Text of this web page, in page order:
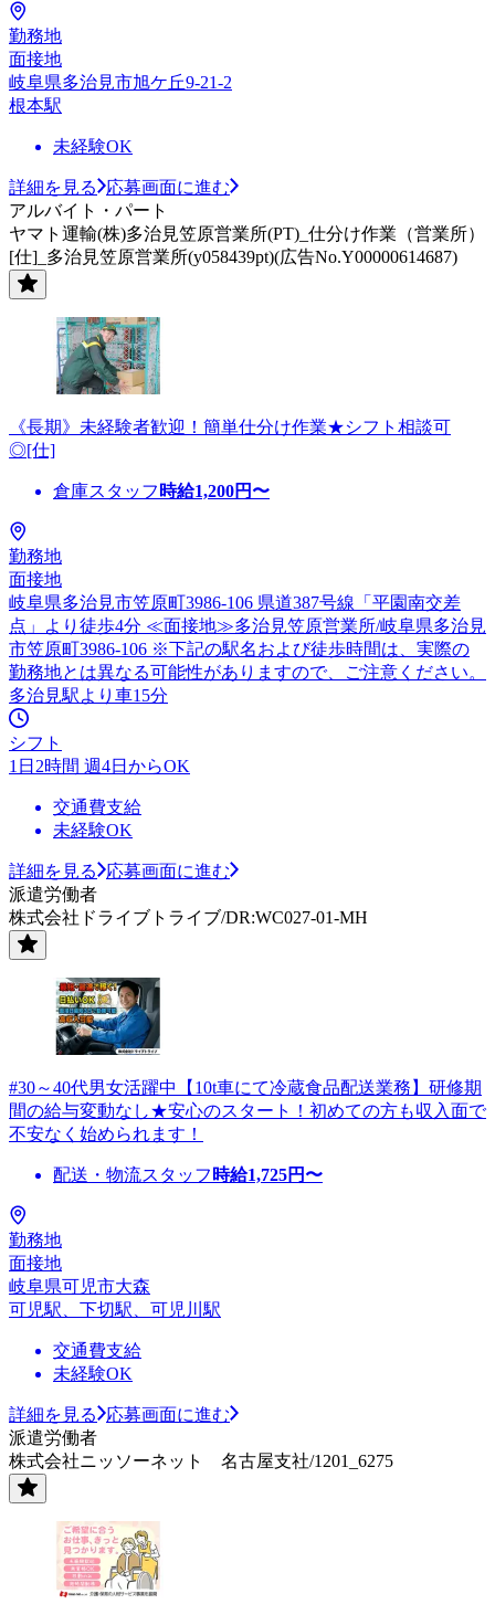
勤務地
面接地
岐阜県多治見市旭ケ丘9-21-2
根本駅
未経験OK
詳細を見る
応募画面に進む
アルバイト・パート
ヤマト運輸(株)多治見笠原営業所(PT)_仕分け作業（営業所）
[仕]_多治見笠原営業所(y058439pt)(広告No.Y00000614687)
《長期》未経験者歓迎！簡単仕分け作業★シフト相談可
◎[仕]
倉庫スタッフ 時給1,200円〜
勤務地
面接地
岐阜県多治見市笠原町3986-106 県道387号線「平園南交差
点」より徒歩4分 ≪面接地≫多治見笠原営業所/岐阜県多治見
市笠原町3986-106 ※下記の駅名および徒歩時間は、実際の
勤務地とは異なる可能性がありますので、ご注意ください。
多治見駅より車15分
シフト
1日2時間 週4日からOK
交通費支給
未経験OK
詳細を見る
応募画面に進む
派遣労働者
株式会社ドライブトライブ/DR:WC027-01-MH
#30～40代男女活躍中【10t車にて冷蔵食品配送業務】研修期
間の給与変動なし★安心のスタート！初めての方も収入面で
不安なく始められます！
配送・物流スタッフ 時給1,725円〜
勤務地
面接地
岐阜県可児市大森
可児駅、下切駅、可児川駅
交通費支給
未経験OK
詳細を見る
応募画面に進む
派遣労働者
株式会社ニッソーネット 名古屋支社/1201_6275